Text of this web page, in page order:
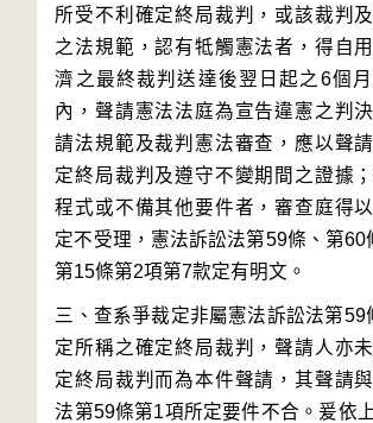
所受不利確定終局裁判，或該裁判
之法規範，認有牴觸憲法者，得自
濟之最終裁判送達後翌日起之6個
內，聲請憲法法庭為宣告違憲之判
請法規範及裁判憲法審查，應以聲
定終局裁判及遵守不變期間之證據
程式或不備其他要件者，審查庭得
定不受理，憲法訴訟法第59條、第60
三、查系爭裁定非屬憲法訴訟法第59
定所稱之確定終局裁判，聲請人亦
定終局裁判而為本件聲請，其聲請
法第59條第1項所定要件不合。爰依